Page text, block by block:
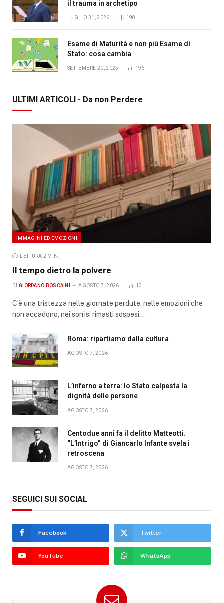
il trauma in archetipo
LUGLIO 31, 2026 198
Esame di Maturità e non più Esame di
Stato: cosa cambia
SETTEMBRE 20, 2025 196
ULTIMI ARTICOLI - Da non Perdere
IMMAGINI ED EMOZIONI
LETTURA 2 MIN.
Il tempo dietro la polvere
DI GIORDANO BOSCAINI AGOSTO 7, 2026 13
C’è una tristezza nelle giornate perdute, nelle emozioni che
non accadono, nei sorrisi rimasti sospesi…
Roma: ripartiamo dalla cultura
AGOSTO 7, 2026
L’inferno a terra: lo Stato calpesta la
dignità delle persone
AGOSTO 7, 2026
Centodue anni fa il delitto Matteotti.
“L’Intrigo” di Giancarlo Infante svela i
retroscena
AGOSTO 7, 2026
SEGUICI SUI SOCIAL
Facebook Twitter
YouTube WhatsApp